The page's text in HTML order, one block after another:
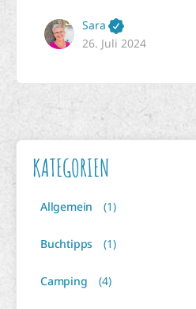
Sara
26. Juli 2024
KATEGORIEN
Allgemein (1)
Buchtipps (1)
Camping (4)